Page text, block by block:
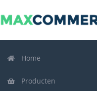
Home
Producten